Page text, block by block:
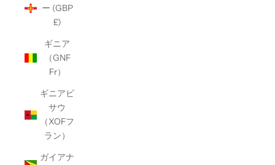
ー (GBP
£)
ギニア
（GNF
Fr）
ギニアビ
サウ
（XOFフ
ラン）
ガイアナ